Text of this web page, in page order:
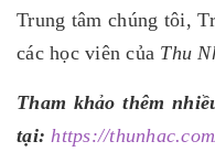
Trung tâm chúng tôi,
các học viên của Thu
Tham khảo thêm
tại: https://